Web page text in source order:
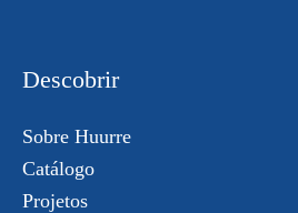
Descobrir
Sobre Huurre
Catálogo
Projetos